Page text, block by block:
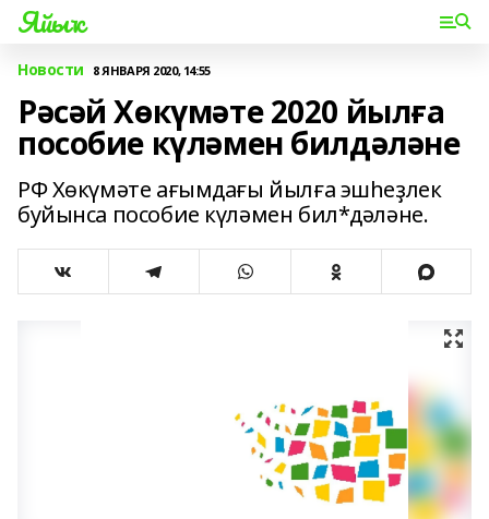
Яйыҡ
Новости 8 ЯНВАРЯ 2020, 14:55
Рәсәй Хөкүмәте 2020 йылға
пособие күләмен билдәләне
РФ Хөкүмәте ағымдағы йылға эшһеҙлек
буйынса пособие күләмен бил*дәләне.